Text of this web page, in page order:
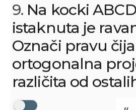
9. Na kocki
istaknuta je
Označi pravu
ortogonalna
različita od